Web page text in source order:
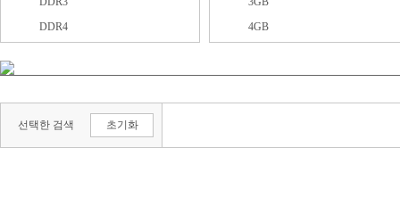
DDR4
SDR
기타
4GB
8GB
12GB
24GB
선택한 검색 초기화